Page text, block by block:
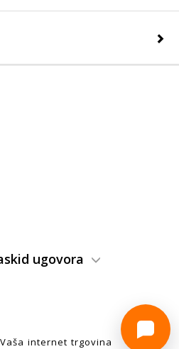
ugovora
internet trgovina